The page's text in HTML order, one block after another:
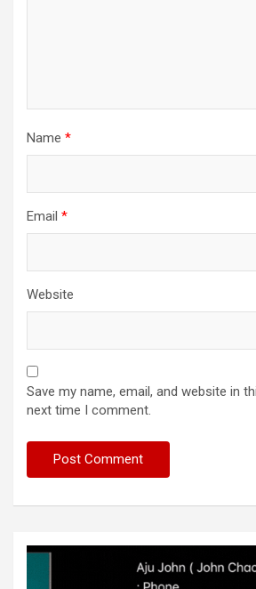
Name *
Email *
Website
Save my name, email, and website in
next time I comment.